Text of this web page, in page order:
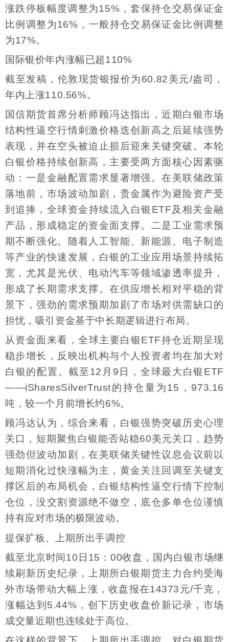
涨跌停板幅度调整为15%，套保持仓交易保证金
比例调整为16%，一般持仓交易保证金比例调整
为17%。
国际银价年内涨幅已超110%
截至发稿，伦敦现货银报价为60.82美元/盎司，
年内上涨110.56%。
国信期货首席分析师顾冯达指出，近期白银市场
结构性逼空行情刺激价格迭创新高之后延续强势
表现，并在空头被迫止损后迎来关键突破。本轮
白银价格持续创新高，主要受两方面核心因素驱
动：一是金融配置需求显著增强。在美联储政策
落地前，市场波动加剧，贵金属作为避险资产受
到追捧，全球资金持续流入白银ETF及相关金融
产品，形成稳定的资金面支撑。二是工业需求预
期不断强化。随着人工智能、新能源、电子制造
等产业的快速发展，白银的工业应用场景持续拓
宽，尤其是光伏、电动汽车等领域渗透率提升，
形成了长期需求支撑。在供应增长相对平稳的背
景下，强劲的需求预期加剧了市场对供需缺口的
担忧，吸引资金基于中长期逻辑进行布局。
从资金面来看，全球主要白银ETF持仓近期呈现
稳步增长，反映出机构与个人投资者均在加大对
白银的配置。截至12月9日，全球最大白银ETF
——iSharesSilverTrust的持仓量为15，973.16
吨，较一个月前增长约6%。
顾冯达认为，综合来看，白银强势突破历史心理
关口，短期聚焦白银能否站稳60美元关口，趋势
强劲但波动加剧，在美联储关键性议息会议前以
短期消化过快涨幅为主，黄金关注回调至关键支
撑区后的布局机会，白银结构性逼空行情下控制
仓位，没交割资源绝不做空，底仓多单仓位谨慎
持有应对市场的极限波动。
提保扩板、上期所出手调控
截至北京时间10日15：00收盘，国内白银市场继
续刷新历史纪录，上期所白银期货主力合约受海
外市场带动大幅上涨，收盘报在14373元/千克，
涨幅达到5.44%，创下历史收盘价新记录，市场
成交量近期也连续处于高位。